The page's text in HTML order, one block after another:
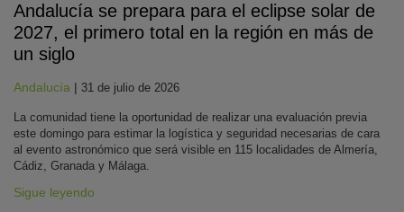
Andalucía se prepara para el eclipse solar de
2027, el primero total en la región en más de
un siglo
Andalucía | 31 de julio de 2026
La comunidad tiene la oportunidad de realizar una evaluación previa
este domingo para estimar la logística y seguridad necesarias de cara
al evento astronómico que será visible en 115 localidades de Almería,
Cádiz, Granada y Málaga.
Sigue leyendo